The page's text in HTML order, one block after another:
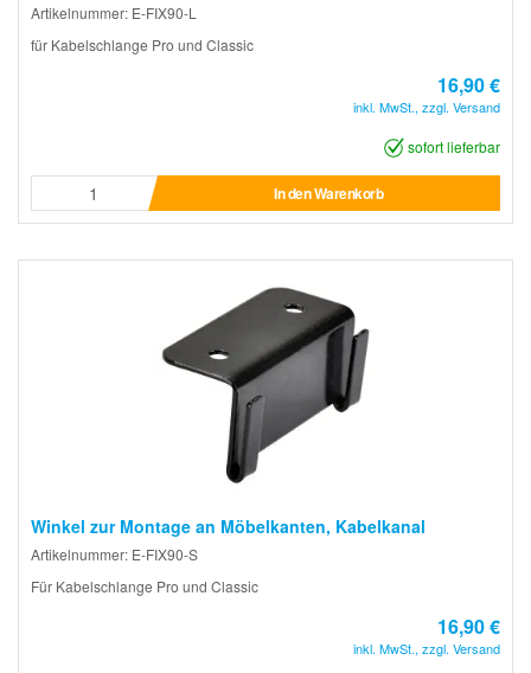
Artikelnummer: E-FIX90-L
für Kabelschlange Pro und Classic
16,90 €
inkl. MwSt., zzgl. Versand
sofort lieferbar
In den Warenkorb
Winkel zur Montage an Möbelkanten, Kabelkanal
Artikelnummer: E-FIX90-S
Für Kabelschlange Pro und Classic
16,90 €
inkl. MwSt., zzgl. Versand